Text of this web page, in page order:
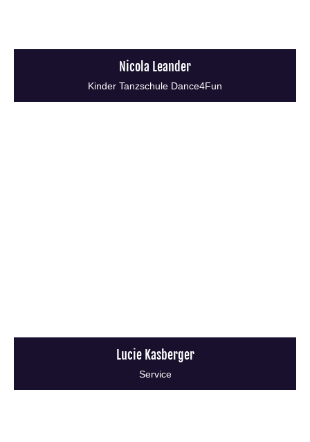
Nicola Leander
Kinder Tanzschule Dance4Fun
Lucie Kasberger
Service